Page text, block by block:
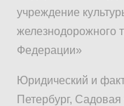
учреждение
железнодорожного
Федерации»
Юридический и
Петербург,